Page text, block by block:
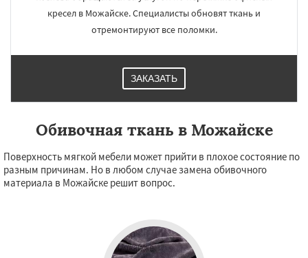
кресел в Можайске. Специалисты обновят ткань и
отремонтируют все поломки.
ЗАКАЗАТЬ
Обивочная ткань в Можайске
Поверхность мягкой мебели может прийти в плохое состояние по
разным причинам. Но в любом случае замена обивочного
материала в Можайске решит вопрос.